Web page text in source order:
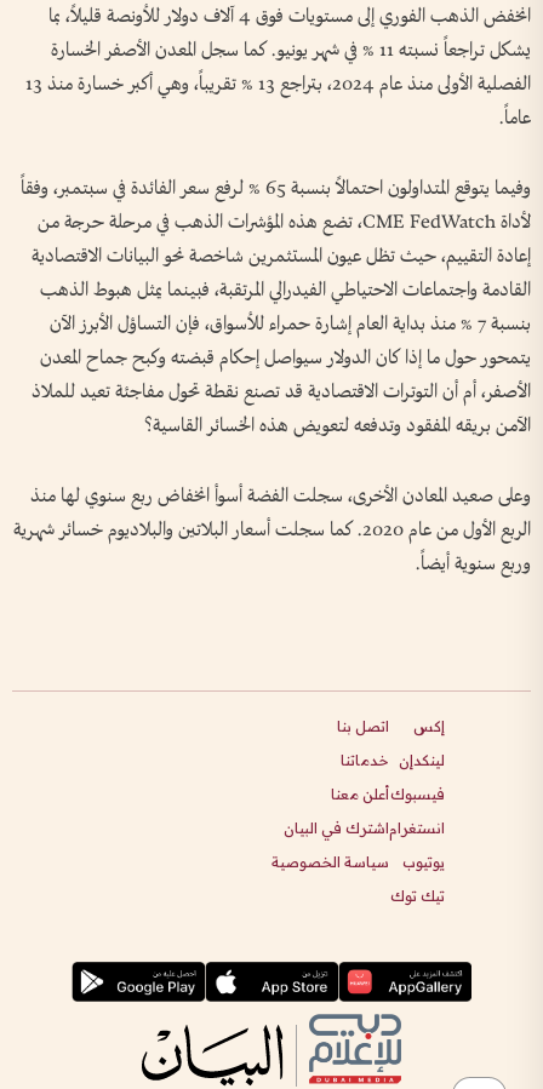
انخفض الذهب الفوري إلى مستويات فوق 4 آلاف دولار للأونصة قليلاً، بما
يشكل تراجعاً نسبته 11 % في شهر يونيو. كما سجل المعدن الأصفر الخسارة
الفصلية الأولى منذ عام 2024، بتراجع 13 % تقريباً، وهي أكبر خسارة منذ 13
عاماً.
وفيما يتوقع المتداولون احتمالاً بنسبة 65 % لرفع سعر الفائدة في سبتمبر، وفقاً
لأداة CME FedWatch، تضع هذه المؤشرات الذهب في مرحلة حرجة من
إعادة التقييم، حيث تظل عيون المستثمرين شاخصة نحو البيانات الاقتصادية
القادمة واجتماعات الاحتياطي الفيدرالي المرتقبة، فبينما يمثل هبوط الذهب
بنسبة 7 % منذ بداية العام إشارة حمراء للأسواق، فإن التساؤل الأبرز الآن
يتمحور حول ما إذا كان الدولار سيواصل إحكام قبضته وكبح جماح المعدن
الأصفر، أم أن التوترات الاقتصادية قد تصنع نقطة تحول مفاجئة تعيد للملاذ
الآمن بريقه المفقود وتدفعه لتعويض هذه الخسائر القاسية؟
وعلى صعيد المعادن الأخرى، سجلت الفضة أسوأ انخفاض ربع سنوي لها منذ
الربع الأول من عام 2020. كما سجلت أسعار البلاتين والبلاديوم خسائر شهرية
وربع سنوية أيضاً.
إكس
لينكدإن
فيسبوك
انستغرام
يوتيوب
تيك توك
اتصل بنا
خدماتنا
أعلن معنا
اشترك في البيان
سياسة الخصوصية